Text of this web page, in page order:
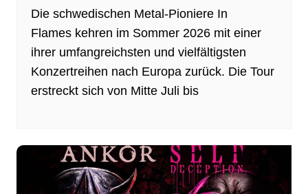
Die schwedischen Metal-Pioniere In
Flames kehren im Sommer 2026 mit einer
ihrer umfangreichsten und vielfältigsten
Konzertreihen nach Europa zurück. Die Tour
erstreckt sich von Mitte Juli bis